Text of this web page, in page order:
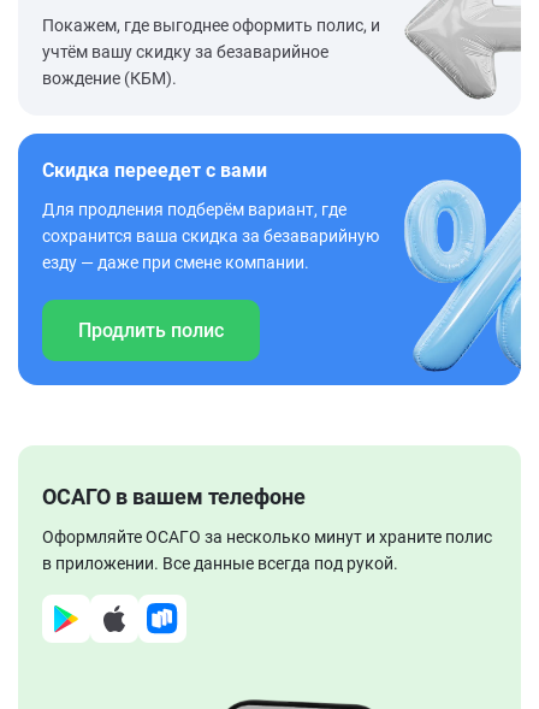
Покажем, где выгоднее оформить полис, и
учтём вашу скидку за безаварийное
вождение (КБМ).
Скидка переедет с вами
Для продления подберём вариант, где
сохранится ваша скидка за безаварийную
езду — даже при смене компании.
Продлить полис
ОСАГО в вашем телефоне
Оформляйте ОСАГО за несколько минут и храните полис
в приложении. Все данные всегда под рукой.